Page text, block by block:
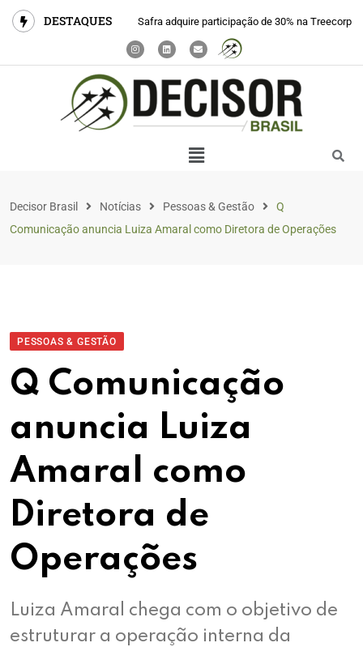
DESTAQUES Safra adquire participação de 30% na Treecorp
Decisor Brasil Notícias Pessoas & Gestão
Q
Comunicação anuncia Luiza Amaral como Diretora de Operações
PESSOAS & GESTÃO
Q Comunicação
anuncia Luiza
Amaral como
Diretora de
Operações
Luiza Amaral chega com o objetivo de
estruturar a operação interna da